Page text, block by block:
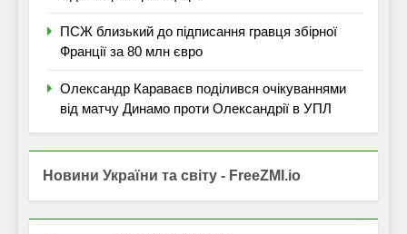
ПСЖ близький до підписання гравця збірної
Франції за 80 млн євро
Олександр Караваєв поділився очікуваннями
від матчу Динамо проти Олександрії в УПЛ
Новини України та світу - FreeZMI.io